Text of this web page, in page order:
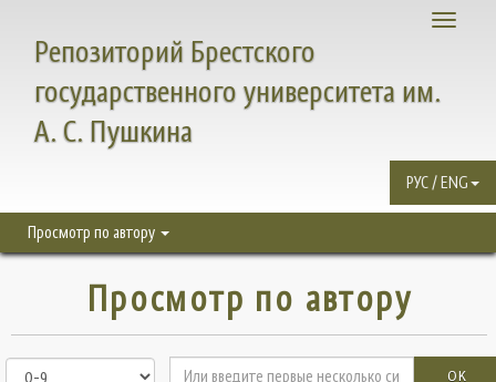
Toggle
Репозиторий Брестского
государственного университета им.
А. С. Пушкина
РУС / ENG
Просмотр по автору
Просмотр по автору
OK